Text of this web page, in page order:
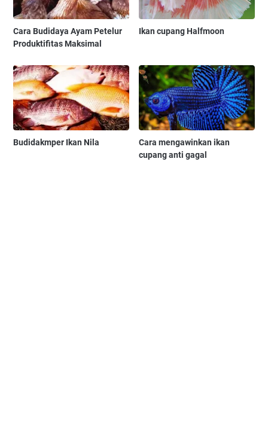
Cara Budidaya Ayam Petelur
Produktifitas Maksimal
Ikan cupang Halfmoon
Budidakmper Ikan Nila
Cara mengawinkan ikan
cupang anti gagal